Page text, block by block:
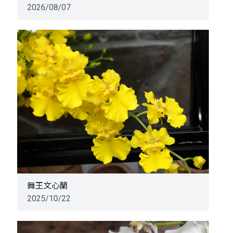
2026/08/07
舞王文心蘭
2025/10/22